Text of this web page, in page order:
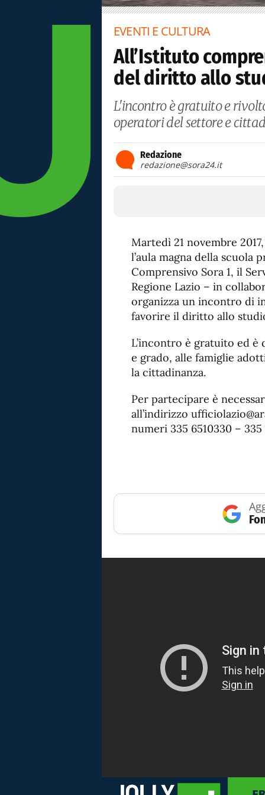
EVENTI E CULTURA
All’Istituto
del diritto allo
L'incontro è gratuito e
operatori del settore e
Redazione
redazione@sora24.it
Martedì 21 novembre
l’aula magna della scuola
Comprensivo Sora 1, il
Regione Lazio – in
organizza un incontro di
favorire il diritto allo
L’incontro è gratuito ed
e grado, alle famiglie
la cittadinanza.
Per partecipare è
all’indirizzo
numeri 335 6510330 – 335